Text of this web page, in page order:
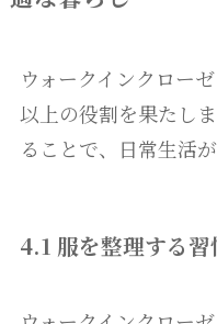
ウォークインクロー
以上の役割を果たし
ることで、日常生活
4.1 服を整理する